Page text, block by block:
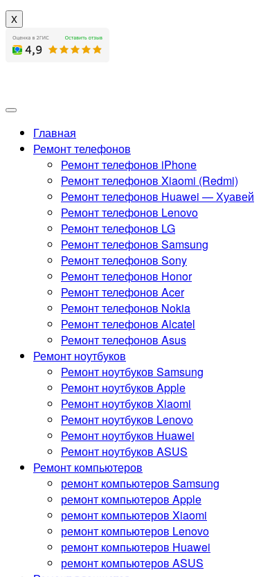
X
Главная
Ремонт телефонов
Ремонт телефонов iPhone
Ремонт телефонов Xiaomi (Redmi)
Ремонт телефонов Huawei — Хуавей
Ремонт телефонов Lenovo
Ремонт телефонов LG
Ремонт телефонов Samsung
Ремонт телефонов Sony
Ремонт телефонов Honor
Ремонт телефонов Acer
Ремонт телефонов Nokia
Ремонт телефонов Alcatel
Ремонт телефонов Asus
Ремонт ноутбуков
Ремонт ноутбуков Samsung
Ремонт ноутбуков Apple
Ремонт ноутбуков Xiaomi
Ремонт ноутбуков Lenovo
Ремонт ноутбуков Huawei
Ремонт ноутбуков ASUS
Ремонт компьютеров
ремонт компьютеров Samsung
ремонт компьютеров Apple
ремонт компьютеров Xiaomi
ремонт компьютеров Lenovo
ремонт компьютеров Huawei
ремонт компьютеров ASUS